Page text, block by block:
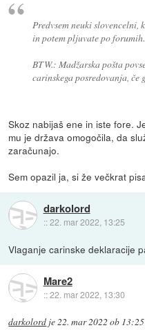
Predvsem neuki
in potem pljuvate po forumih.
BTW.: Madžarska pošta
carinskega posredovanja, če
Skoz nabijaš ene in iste fore.
mu je država omogočila, da
zaračunajo.
Sem opazil ja, si že večkrat
darkolord
::22. mar 2022, 13:25
Vlaganje carinske deklaracije
Mare2
::22. mar 2022, 13:30
darkolord je22. mar 2022 ob 13:25